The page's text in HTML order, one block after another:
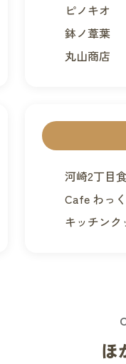
ピノキオ
鉢ノ葦葉
丸山商店
河崎2丁目
Cafe わっく
キッチンク
ほ